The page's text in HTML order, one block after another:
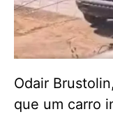
Odair
que um carro